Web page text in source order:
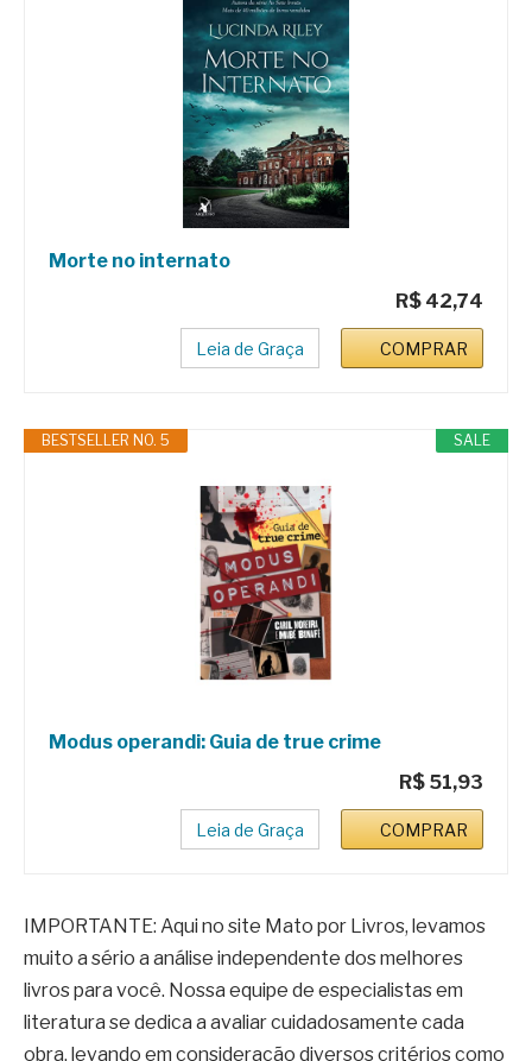
Morte no internato
R$ 42,74
Leia de Graça COMPRAR
SALE
BESTSELLER NO. 5
Modus operandi: Guia de true crime
R$ 51,93
Leia de Graça COMPRAR
IMPORTANTE: Aqui no site Mato por Livros, levamos
muito a sério a análise independente dos melhores
livros para você. Nossa equipe de especialistas em
literatura se dedica a avaliar cuidadosamente cada
obra, levando em consideração diversos critérios como